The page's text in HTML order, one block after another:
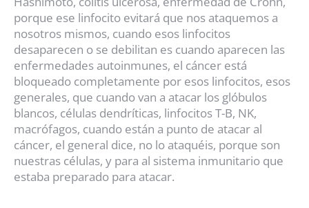
porque ese linfocito evitará que nos ataquemos a
nosotros mismos, cuando esos linfocitos
desaparecen o se debilitan es cuando aparecen las
enfermedades autoinmunes, el cáncer está
bloqueado completamente por esos linfocitos, esos
generales, que cuando van a atacar los glóbulos
blancos, células dendríticas, linfocitos T-B, NK,
macrófagos, cuando están a punto de atacar al
cáncer, el general dice, no lo ataquéis, porque son
nuestras células, y para al sistema inmunitario que
estaba preparado para atacar.